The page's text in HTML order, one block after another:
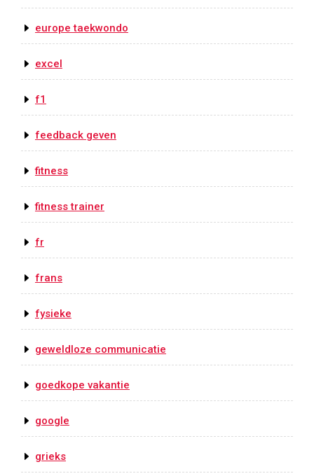
europe taekwondo
excel
f1
feedback geven
fitness
fitness trainer
fr
frans
fysieke
geweldloze communicatie
goedkope vakantie
google
grieks